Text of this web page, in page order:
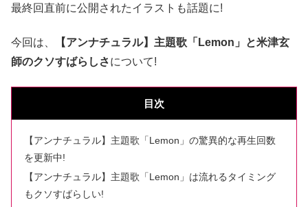
最終回直前に公開されたイラストも話題に!
今回は、
【アンナチュラル】主題歌「Lemon」と米津玄
師のクソすばらしさについて!
目次
【アンナチュラル】主題歌「Lemon」の驚異的な再生回数
を更新中!
【アンナチュラル】主題歌「Lemon」は流れるタイミング
もクソすばらしい!